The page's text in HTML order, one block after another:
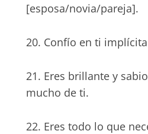
[esposa/novia/pareja].
20. Confío en ti
21. Eres brillante y
mucho de ti.
22. Eres todo lo que